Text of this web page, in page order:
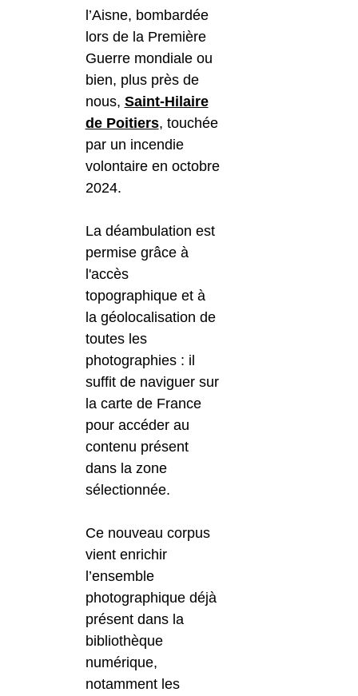
l’Aisne, bombardée
lors de la Première
Guerre mondiale ou
bien, plus près de
nous, Saint-Hilaire
de Poitiers, touchée
par un incendie
volontaire en octobre
2024.
La déambulation est
permise grâce à
l'accès
topographique et à
la géolocalisation de
toutes les
photographies : il
suffit de naviguer sur
la carte de France
pour accéder au
contenu présent
dans la zone
sélectionnée.
Ce nouveau corpus
vient enrichir
l’ensemble
photographique déjà
présent dans la
bibliothèque
numérique,
notamment les